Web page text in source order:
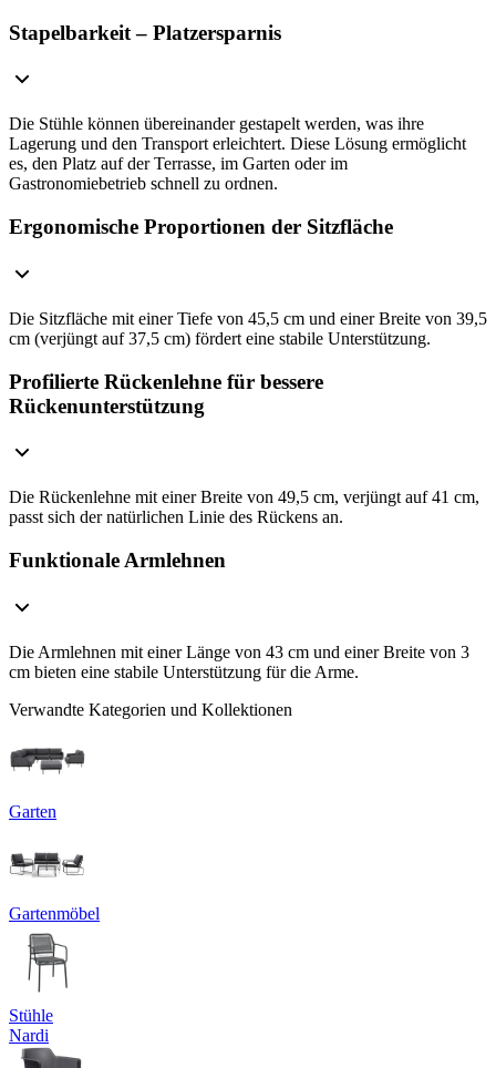
Stapelbarkeit – Platzersparnis
Die Stühle können übereinander gestapelt werden, was ihre
Lagerung und den Transport erleichtert. Diese Lösung ermöglicht
es, den Platz auf der Terrasse, im Garten oder im
Gastronomiebetrieb schnell zu ordnen.
Ergonomische Proportionen der Sitzfläche
Die Sitzfläche mit einer Tiefe von 45,5 cm und einer Breite von 39,5
cm (verjüngt auf 37,5 cm) fördert eine stabile Unterstützung.
Profilierte Rückenlehne für bessere
Rückenunterstützung
Die Rückenlehne mit einer Breite von 49,5 cm, verjüngt auf 41 cm,
passt sich der natürlichen Linie des Rückens an.
Funktionale Armlehnen
Die Armlehnen mit einer Länge von 43 cm und einer Breite von 3
cm bieten eine stabile Unterstützung für die Arme.
Verwandte Kategorien und Kollektionen
Garten
Gartenmöbel
Stühle
Nardi